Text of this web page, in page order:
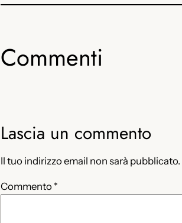
Commenti
Lascia un commento
Il tuo indirizzo email non sarà pubblicato.
Commento *